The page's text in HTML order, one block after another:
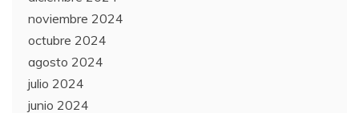
noviembre 2024
octubre 2024
agosto 2024
julio 2024
junio 2024